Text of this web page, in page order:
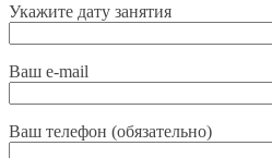
Укажите дату занятия
Ваш e-mail
Ваш телефон (обязательно)